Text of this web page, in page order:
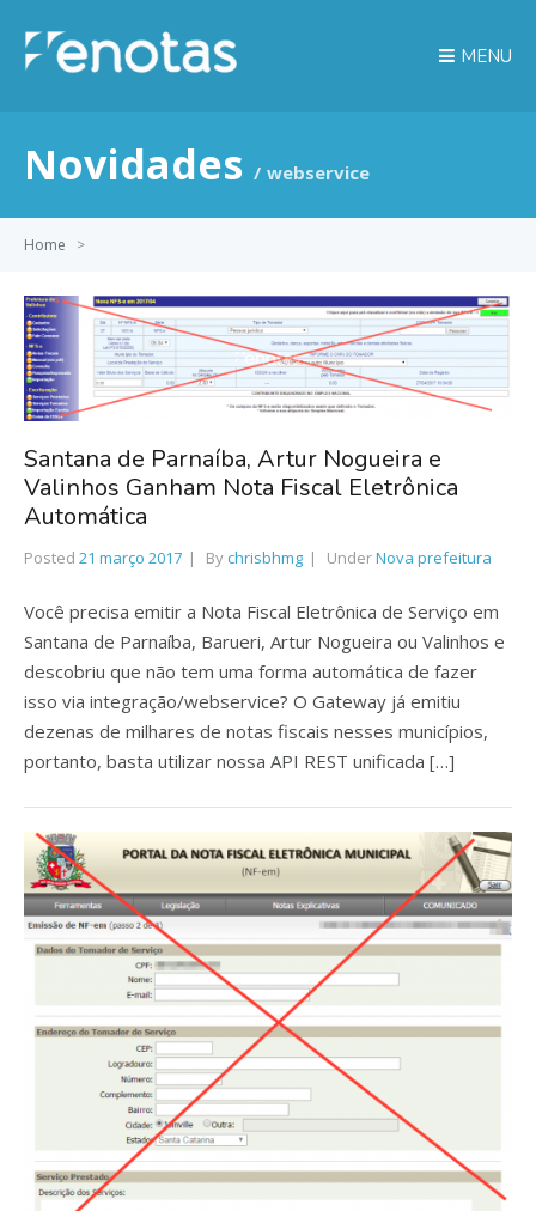
MENU
Novidades webservice
Home >
Santana de Parnaíba, Artur Nogueira e
Valinhos Ganham Nota Fiscal Eletrônica
Automática
Posted 21 março 2017 Bychrisbhmg UnderNova prefeitura
Você precisa emitir a Nota Fiscal Eletrônica de Serviço em
Santana de Parnaíba, Barueri, Artur Nogueira ou Valinhos e
descobriu que não tem uma forma automática de fazer
isso via integração/webservice? O Gateway já emitiu
dezenas de milhares de notas fiscais nesses municípios,
portanto, basta utilizar nossa API REST unificada […]